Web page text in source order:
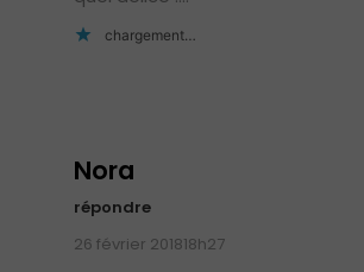
chargement…
Nora
répondre
26 février 201818h27